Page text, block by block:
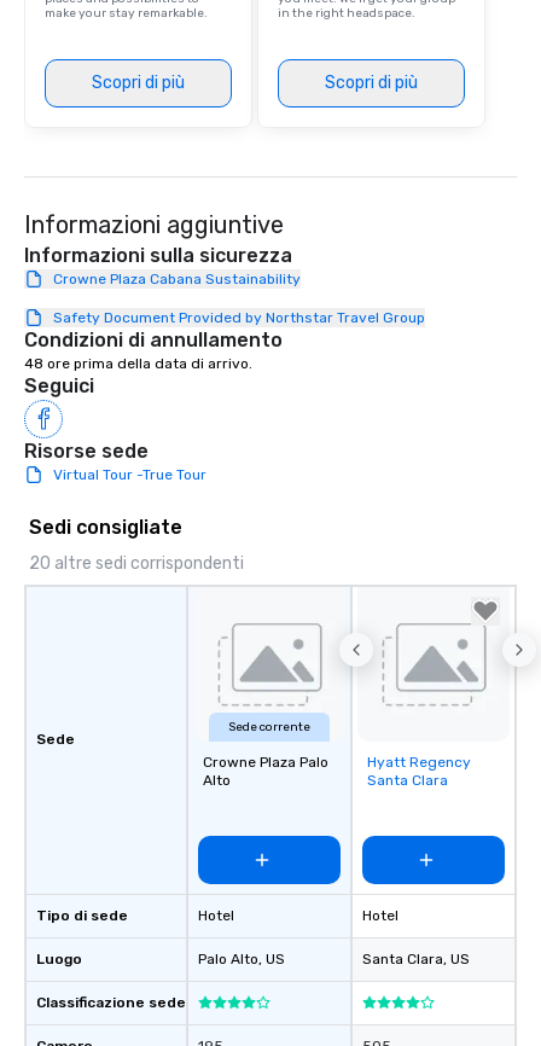
make your stay remarkable.
Scopri di più
in the right headspace.
Scopri di più
Informazioni aggiuntive
Informazioni sulla sicurezza
Crowne Plaza Cabana Sustainability
Safety Document Provided by Northstar Travel Group
Condizioni di annullamento
48 ore prima della data di arrivo.
Seguici
Risorse sede
Virtual Tour -True Tour
Sedi consigliate
20 altre sedi corrispondenti
Sede
Tipo di sede
Luogo
Classificazione sede
Sede corrente
Crowne Plaza Palo
Alto
Hotel
Palo Alto, US
Removed from
favorites
Hyatt Regency
Santa Clara
Hotel
Santa Clara, US